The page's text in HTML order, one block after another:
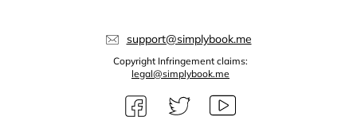
support@simplybook.me
Copyright Infringement claims:
legal@simplybook.me